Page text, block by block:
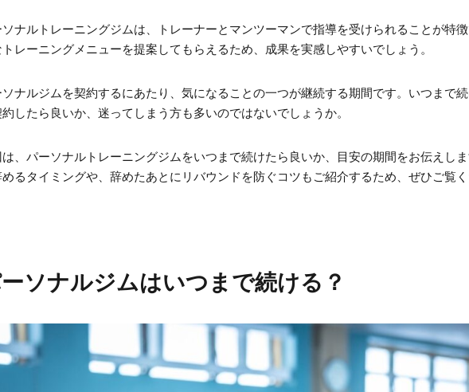
ナルトレーニングジムは、トレーナーとマンツーマンで指導を受けられることが特
トレーニングメニューを提案してもらえるため、成果を実感しやすいでしょう。
ナルジムを契約するにあたり、気になることの一つが継続する期間です。いつまで
約したら良いか、迷ってしまう方も多いのではないでしょうか。
、パーソナルトレーニングジムをいつまで続けたら良いか、目安の期間をお伝えし
めるタイミングや、辞めたあとにリバウンドを防ぐコツもご紹介するため、ぜひご覧く
ソナルジムはいつまで続ける？